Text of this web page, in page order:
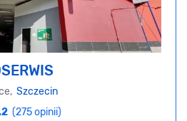
Szczecin
(275 opinii)